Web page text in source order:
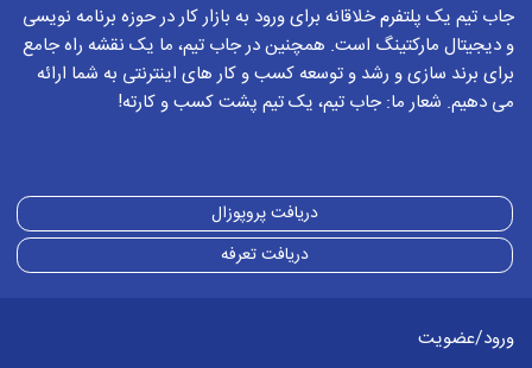
جاب تیم یک پلتفرم خلاقانه برای ورود به بازار کار در حوزه برنامه نویسی
و دیجیتال مارکتینگ است. همچنین در جاب تیم، ما یک نقشه راه جامع
برای برند سازی و رشد و توسعه کسب و کار های اینترنتی به شما ارائه
می دهیم. شعار ما: جاب تیم، یک تیم پشت کسب و کارته!
دریافت پروپوزال
دریافت تعرفه
ورود/عضویت